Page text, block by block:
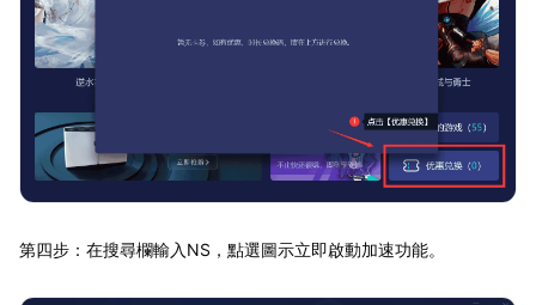
第四步：在搜尋欄輸入NS，點選圖示立即啟動加速功能。